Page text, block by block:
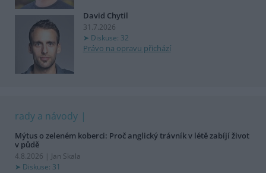
David Chytil
31.7.2026
Diskuse: 32
Právo na opravu přichází
rady a návody
Mýtus o zeleném koberci: Proč anglický trávník v létě zabíjí život
v půdě
4.8.2026 | Jan Skala
Diskuse: 31